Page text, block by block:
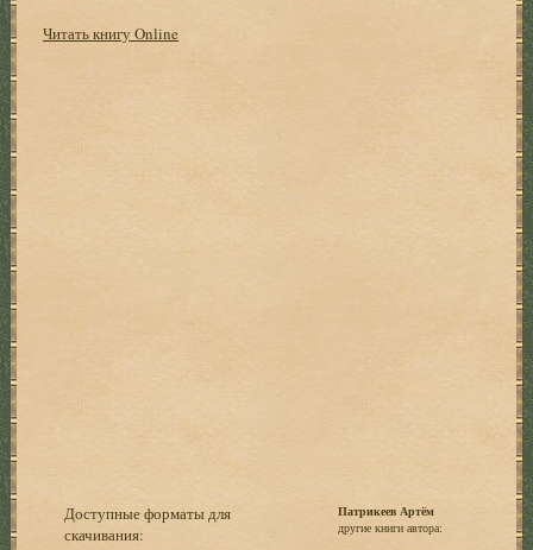
Читать книгу Online
Доступные форматы для
скачивания:
Патрикеев Артём
другие книги автора: